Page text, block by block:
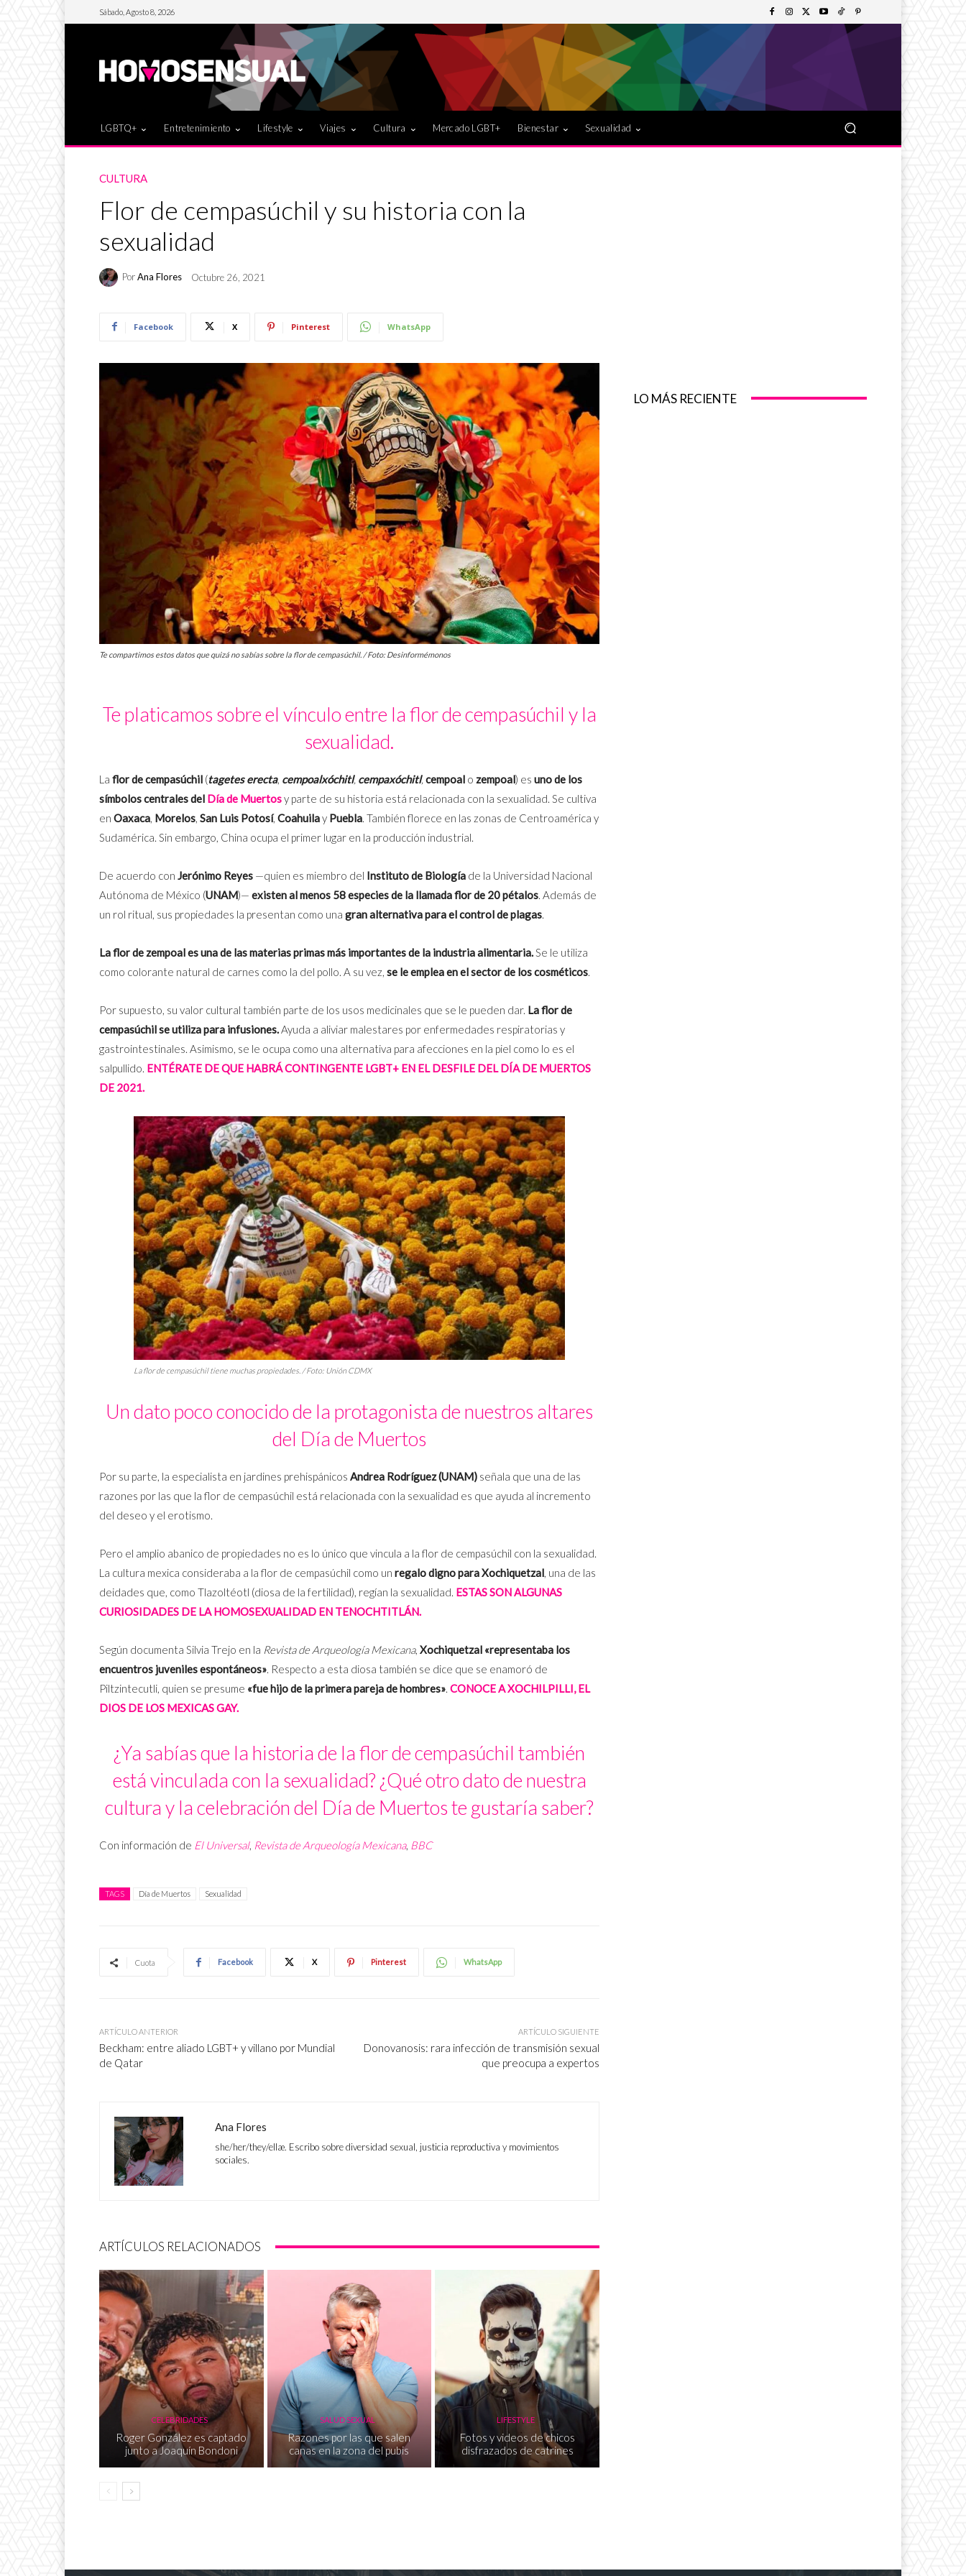
Sábado, Agosto 8, 2026
LGBTQ+ Entretenimiento Lifestyle Viajes Cultura Mercado LGBT+ Bienestar Sexualidad
CULTURA
Flor de cempasúchil y su historia con la
sexualidad
PorAna Flores Octubre 26, 2021
Facebook X Pinterest WhatsApp
Te compartimos estos datos que quizá no sabías sobre la flor de cempasúchil. / Foto: Desinformémonos
Te platicamos sobre el vínculo entre la flor de cempasúchil y la
sexualidad.
La flor de cempasúchil (tagetes erecta, cempoalxóchitl, cempaxóchitl, cempoal o zempoal) es uno de los
símbolos centrales del Día de Muertosy parte de su historia está relacionada con la sexualidad. Se cultiva
en Oaxaca, Morelos, San Luis Potosí, Coahuilay Puebla. También florece en las zonas de Centroamérica y
Sudamérica. Sin embargo, China ocupa el primer lugar en la producción industrial.
De acuerdo con Jerónimo Reyes —quien es miembro del Instituto de Biología de la Universidad Nacional
Autónoma de México (UNAM)— existen al menos 58 especies de la llamada flor de 20 pétalos. Además de
un rol ritual, sus propiedades la presentan como una gran alternativa para el control de plagas.
La flor de zempoal es una de las materias primas más importantes de la industria alimentaria.Se le utiliza
como colorante natural de carnes como la del pollo. A su vez, se le emplea en el sector de los cosméticos.
Por supuesto, su valor cultural también parte de los usos medicinales que se le pueden dar. La flor de
cempasúchil se utiliza para infusiones.Ayuda a aliviar malestares por enfermedades respiratorias y
gastrointestinales. Asimismo, se le ocupa como una alternativa para afecciones en la piel como lo es el
salpullido. ENTÉRATE DE QUE HABRÁ CONTINGENTE LGBT+ EN EL DESFILE DEL DÍA DE MUERTOS
DE 2021.
La flor de cempasúchil tiene muchas propiedades. / Foto: Unión CDMX
Un dato poco conocido de la protagonista de nuestros altares
del Día de Muertos
Por su parte, la especialista en jardines prehispánicos Andrea Rodríguez (UNAM) señala que una de las
razones por las que la flor de cempasúchil está relacionada con la sexualidad es que ayuda al incremento
del deseo y el erotismo.
Pero el amplio abanico de propiedades no es lo único que vincula a la flor de cempasúchil con la sexualidad.
La cultura mexica consideraba a la flor de cempasúchil como un regalo digno paraXochiquetzal, una de las
deidades que, como Tlazoltéotl (diosa de la fertilidad), regían la sexualidad. ESTAS SON ALGUNAS
CURIOSIDADES DE LA HOMOSEXUALIDAD EN TENOCHTITLÁN.
Según documenta Silvia Trejo en la Revista de Arqueología Mexicana, Xochiquetzal «representaba los
encuentros juveniles espontáneos». Respecto a esta diosa también se dice que se enamoró de
Piltzintecutli, quien se presume «fue hijo de la primera pareja de hombres». CONOCE A XOCHILPILLI, EL
DIOS DE LOS MEXICAS GAY.
¿Ya sabías que la historia de la flor de cempasúchil también
está vinculada con la sexualidad? ¿Qué otro dato de nuestra
cultura y la celebración del Día de Muertos te gustaría saber?
Con información de El Universal, Revista de Arqueología Mexicana, BBC
TAGS Día de Muertos Sexualidad
Cuota Facebook X Pinterest WhatsApp
ARTÍCULO ANTERIOR
Beckham: entre aliado LGBT+ y villano por Mundial
de Qatar
ARTÍCULO SIGUIENTE
Donovanosis: rara infección de transmisión sexual
que preocupa a expertos
Ana Flores
she/her/they/ellæ. Escribo sobre diversidad sexual, justicia reproductiva y movimientos
sociales.
ARTÍCULOS RELACIONADOS
CELEBRIDADES
Roger González es captado
junto a Joaquín Bondoni
SALUD SEXUAL
Razones por las que salen
canas en la zona del pubis
LIFESTYLE
Fotos y videos de chicos
disfrazados de catrines
LO MÁS RECIENTE